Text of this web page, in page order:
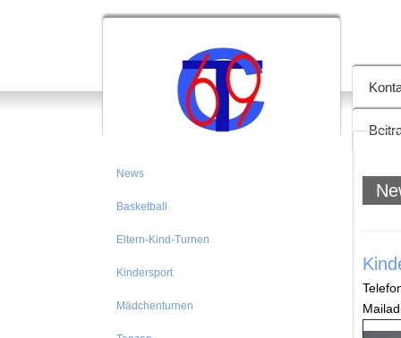
News
Basketball
Eltern-Kind-Turnen
Kindersport
Mädchenturnen